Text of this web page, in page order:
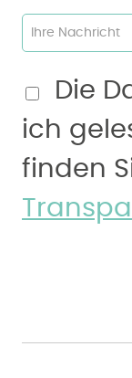
Ihre Nachricht
Die
ich
finden